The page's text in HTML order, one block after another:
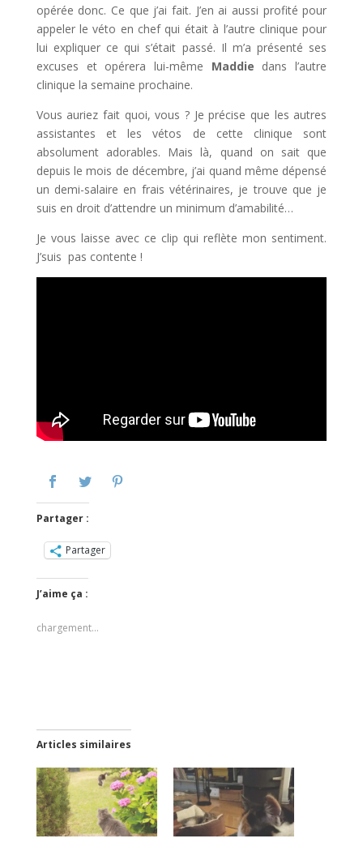
opérée donc. Ce que j’ai fait. J’en ai aussi profité pour
appeler le véto en chef qui était à l’autre clinique pour
lui expliquer ce qui s’était passé. Il m’a présenté ses
excuses et opérera lui-même Maddie dans l’autre
clinique la semaine prochaine.
Vous auriez fait quoi, vous ? Je précise que les autres
assistantes et les vétos de cette clinique sont
absolument adorables. Mais là, quand on sait que
depuis le mois de décembre, j’ai quand même dépensé
un demi-salaire en frais vétérinaires, je trouve que je
suis en droit d’attendre un minimum d’amabilité…
Je vous laisse avec ce clip qui reflète mon sentiment.
J’suis pas contente !
Partager :
Partager
J’aime ça :
chargement…
Articles similaires